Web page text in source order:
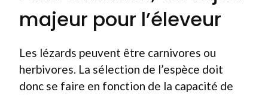
majeur pour l’éleveur
Les lézards peuvent être carnivores ou
herbivores. La sélection de l’espèce doit
donc se faire en fonction de la capacité de